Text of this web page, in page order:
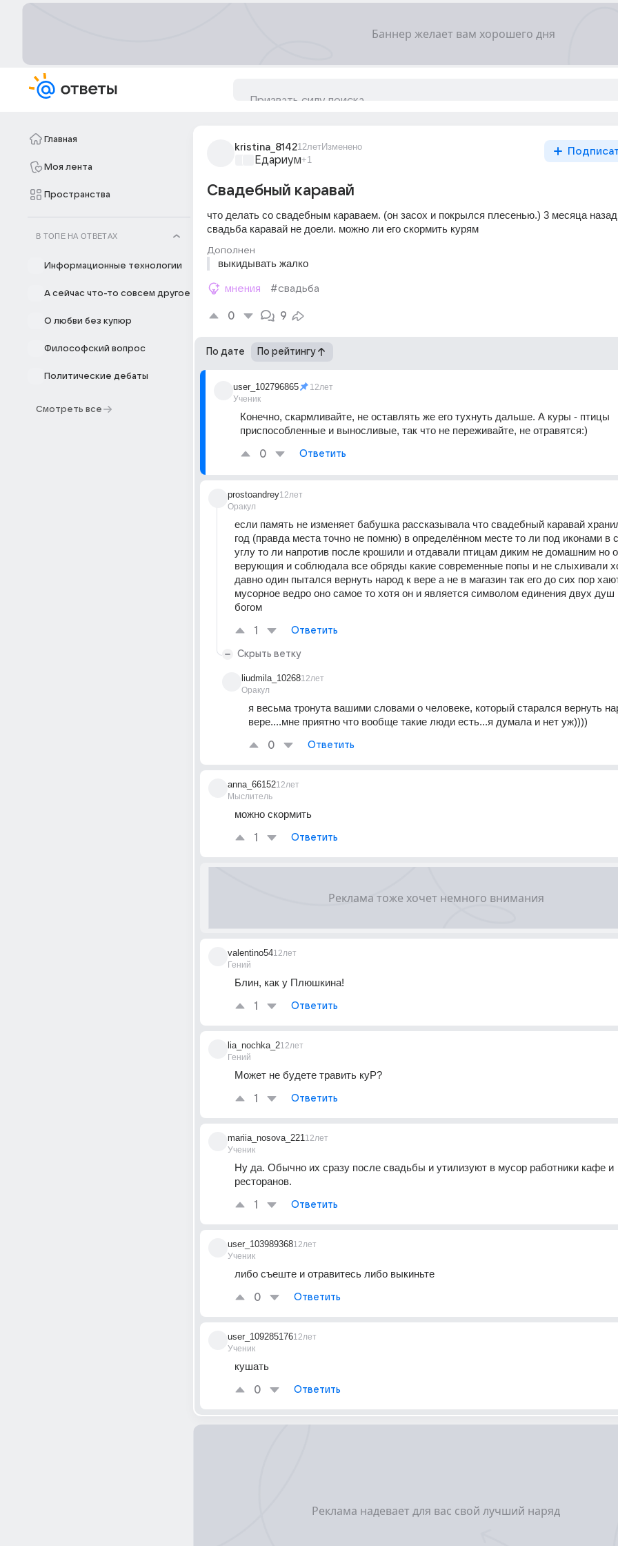
Главная
Моя лента
Пространства
В ТОПЕ НА ОТВЕТАХ
Информационные технологии
А сейчас что-то совсем другое
О любви без купюр
Философский вопрос
Политические дебаты
Смотреть все
kristina_814212летИзменено
Едариум+1
Свадебный каравай
что делать со свадебным караваем. (он засох и покрылся плесенью.) 3 месяца
свадьба каравай не доели. можно ли его скормить курям
Дополнен
выкидывать жалко
мнения #свадьба
0 9
По дате По рейтингу
user_102796865
Ученик
12лет
Конечно, скармливайте, не оставлять же его тухнуть дальше. А куры - птицы
приспособленные и выносливые, так что не переживайте, не отравятся:)
0 Ответить
prostoandrey
Оракул
12лет
если память не изменяет бабушка рассказывала что свадебный каравай
год (правда места точно не помню) в определённом месте то ли под иконами в
углу то ли напротив после крошили и отдавали птицам диким не домашним но
верующия и соблюдала все обряды какие современные попы и не слыхивали
давно один пытался вернуть народ к вере а не в магазин так его до сих пор
мусорное ведро оно самое то хотя он и является символом единения двух душ
богом
1 Ответить
Скрыть ветку
liudmila_10268
Оракул
12лет
я весьма тронута вашими словами о человеке, который старался вернуть
вере....мне приятно что вообще такие люди есть...я думала и нет уж))))
0 Ответить
anna_66152
Мыслитель
12лет
можно скормить
1 Ответить
valentino54
Гений
12лет
Блин, как у Плюшкина!
1 Ответить
lia_nochka_2
Гений
12лет
Может не будете травить куР?
1 Ответить
mariia_nosova_221
Ученик
12лет
Ну да. Обычно их сразу после свадьбы и утилизуют в мусор работники кафе и
ресторанов.
1 Ответить
user_103989368
Ученик
12лет
либо съеште и отравитесь либо выкиньте
0 Ответить
user_109285176
Ученик
12лет
кушать
0 Ответить